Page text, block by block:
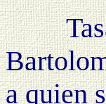
a quien